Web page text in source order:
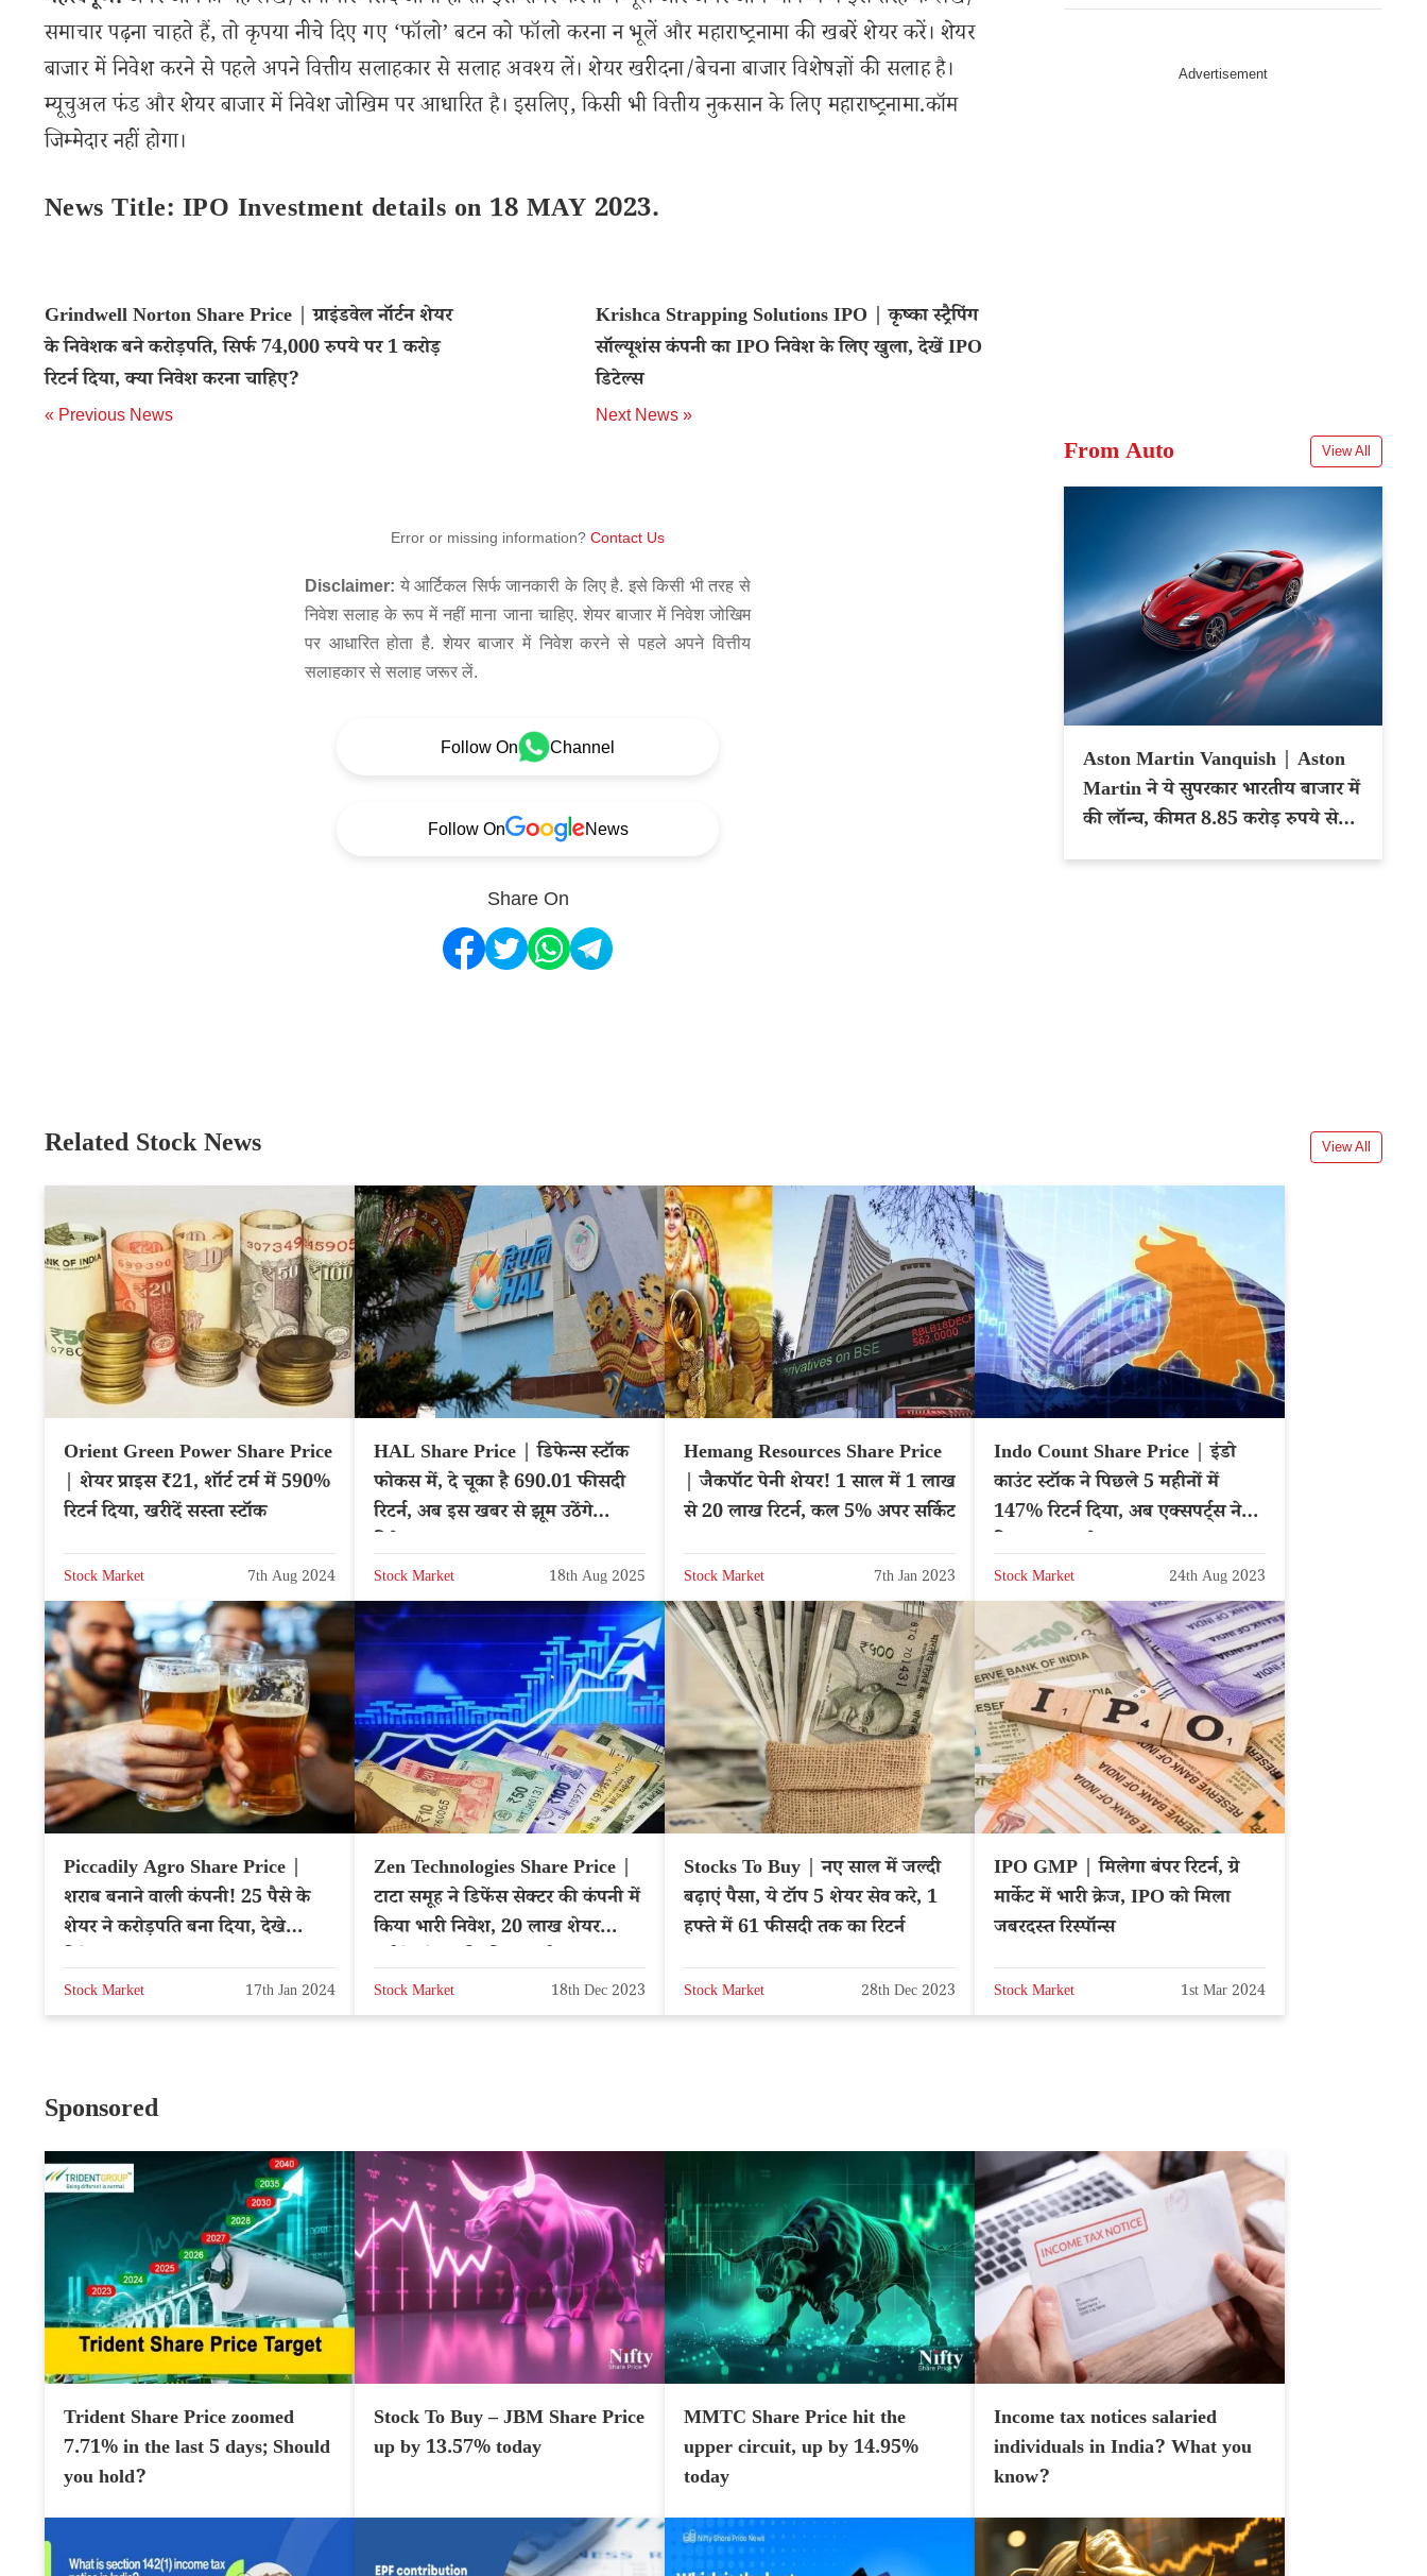
समाचार पढ़ना चाहते हैं, तो कृपया नीचे दिए गए ‘फॉलो’ बटन को फॉलो करना न भूलें और महाराष्ट्रनामा की खबरें शेयर करें। शेयर
बाजार में निवेश करने से पहले अपने वित्तीय सलाहकार से सलाह अवश्य लें। शेयर खरीदना/बेचना बाजार विशेषज्ञों की सलाह है।
म्यूचुअल फंड और शेयर बाजार में निवेश जोखिम पर आधारित है। इसलिए, किसी भी वित्तीय नुकसान के लिए महाराष्ट्रनामा.कॉम
जिम्मेदार नहीं होगा।
News Title: IPO Investment details on 18 MAY 2023.
Grindwell Norton Share Price | ग्राइंडवेल नॉर्टन शेयर
के निवेशक बने करोड़पति, सिर्फ 74,000 रुपये पर 1 करोड़
रिटर्न दिया, क्या निवेश करना चाहिए?
« Previous News
Krishca Strapping Solutions IPO | कृष्का स्ट्रैपिंग
सॉल्यूशंस कंपनी का IPO निवेश के लिए खुला, देखें IPO
डिटेल्स
Next News »
Error or missing information? Contact Us
Disclaimer: ये आर्टिकल सिर्फ जानकारी के लिए है. इसे किसी भी तरह से
निवेश सलाह के रूप में नहीं माना जाना चाहिए. शेयर बाजार में निवेश जोखिम
पर आधारित होता है. शेयर बाजार में निवेश करने से पहले अपने वित्तीय
सलाहकार से सलाह जरूर लें.
Follow On Channel
Follow On News
Share On
का रेट
From Auto View All
Aston Martin Vanquish | Aston
Martin ने ये सुपरकार भारतीय बाजार में
की लॉन्च, कीमत 8.85 करोड़ रुपये से
Related Stock News View All
Orient Green Power Share Price
| शेयर प्राइस ₹21, शॉर्ट टर्म में 590%
रिटर्न दिया, खरीदें सस्ता स्टॉक
Stock Market 7th Aug 2024
HAL Share Price | डिफेन्स स्टॉक
फोकस में, दे चूका है 690.01 फीसदी
रिटर्न, अब इस खबर से झूम उठेंगे
Stock Market 18th Aug 2025
Hemang Resources Share Price
| जैकपॉट पेनी शेयर! 1 साल में 1 लाख
से 20 लाख रिटर्न, कल 5% अपर सर्किट
Stock Market 7th Jan 2023
Indo Count Share Price | इंडो
काउंट स्टॉक ने पिछले 5 महीनों में
147% रिटर्न दिया, अब एक्सपर्ट्स ने
Stock Market 24th Aug 2023
Piccadily Agro Share Price |
शराब बनाने वाली कंपनी! 25 पैसे के
शेयर ने करोड़पति बना दिया, देखे
Stock Market 17th Jan 2024
Zen Technologies Share Price |
टाटा समूह ने डिफेंस सेक्टर की कंपनी में
किया भारी निवेश, 20 लाख शेयर
Stock Market 18th Dec 2023
Stocks To Buy | नए साल में जल्दी
बढ़ाएं पैसा, ये टॉप 5 शेयर सेव करे, 1
हफ्ते में 61 फीसदी तक का रिटर्न
Stock Market 28th Dec 2023
IPO GMP | मिलेगा बंपर रिटर्न, ग्रे
मार्केट में भारी क्रेज, IPO को मिला
जबरदस्त रिस्पॉन्स
Stock Market 1st Mar 2024
Sponsored
Trident Share Price zoomed
7.71% in the last 5 days; Should
you hold?
Stock To Buy – JBM Share Price
up by 13.57% today
MMTC Share Price hit the
upper circuit, up by 14.95%
today
Income tax notices salaried
individuals in India? What you
know?